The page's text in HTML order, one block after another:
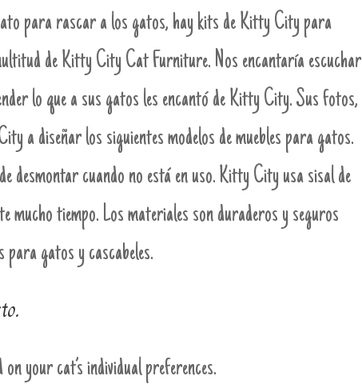
para rascar a los gatos, hay kits de Kitty City para
de Kitty City Cat Furniture. Nos encantaría escuchar
lo que a sus gatos les encantó de Kitty City. Sus fotos,
a diseñar los siguientes modelos de muebles para gatos.
desmontar cuando no está en uso. Kitty City usa sisal de
tiempo. Los materiales son duraderos y seguros
para gatos y cascabeles.
your cat’s individual preferences.